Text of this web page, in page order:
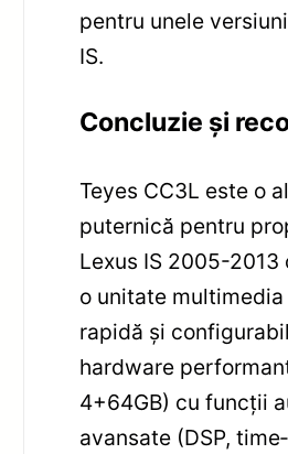
pentru unele
IS.
Concluzie și
Teyes CC3L este o
puternică pentru
Lexus IS 2005-2013
o unitate multimedia
rapidă și
hardware
4+64GB) cu funcții
avansate (DSP,